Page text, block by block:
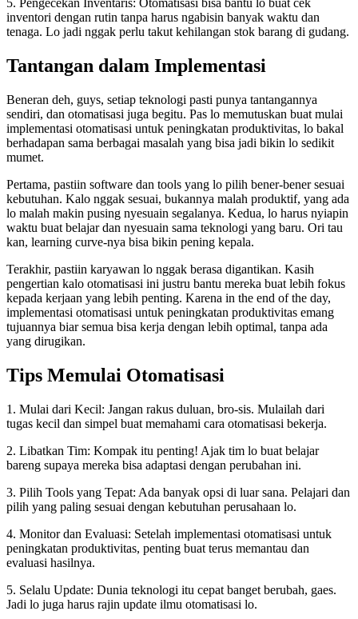
5. Pengecekan Inventaris: Otomatisasi bisa bantu lo buat cek
inventori dengan rutin tanpa harus ngabisin banyak waktu dan
tenaga. Lo jadi nggak perlu takut kehilangan stok barang di gudang.
Tantangan dalam Implementasi
Beneran deh, guys, setiap teknologi pasti punya tantangannya
sendiri, dan otomatisasi juga begitu. Pas lo memutuskan buat mulai
implementasi otomatisasi untuk peningkatan produktivitas, lo bakal
berhadapan sama berbagai masalah yang bisa jadi bikin lo sedikit
mumet.
Pertama, pastiin software dan tools yang lo pilih bener-bener sesuai
kebutuhan. Kalo nggak sesuai, bukannya malah produktif, yang ada
lo malah makin pusing nyesuain segalanya. Kedua, lo harus nyiapin
waktu buat belajar dan nyesuain sama teknologi yang baru. Ori tau
kan, learning curve-nya bisa bikin pening kepala.
Terakhir, pastiin karyawan lo nggak berasa digantikan. Kasih
pengertian kalo otomatisasi ini justru bantu mereka buat lebih fokus
kepada kerjaan yang lebih penting. Karena in the end of the day,
implementasi otomatisasi untuk peningkatan produktivitas emang
tujuannya biar semua bisa kerja dengan lebih optimal, tanpa ada
yang dirugikan.
Tips Memulai Otomatisasi
1. Mulai dari Kecil: Jangan rakus duluan, bro-sis. Mulailah dari
tugas kecil dan simpel buat memahami cara otomatisasi bekerja.
2. Libatkan Tim: Kompak itu penting! Ajak tim lo buat belajar
bareng supaya mereka bisa adaptasi dengan perubahan ini.
3. Pilih Tools yang Tepat: Ada banyak opsi di luar sana. Pelajari dan
pilih yang paling sesuai dengan kebutuhan perusahaan lo.
4. Monitor dan Evaluasi: Setelah implementasi otomatisasi untuk
peningkatan produktivitas, penting buat terus memantau dan
evaluasi hasilnya.
5. Selalu Update: Dunia teknologi itu cepat banget berubah, gaes.
Jadi lo juga harus rajin update ilmu otomatisasi lo.